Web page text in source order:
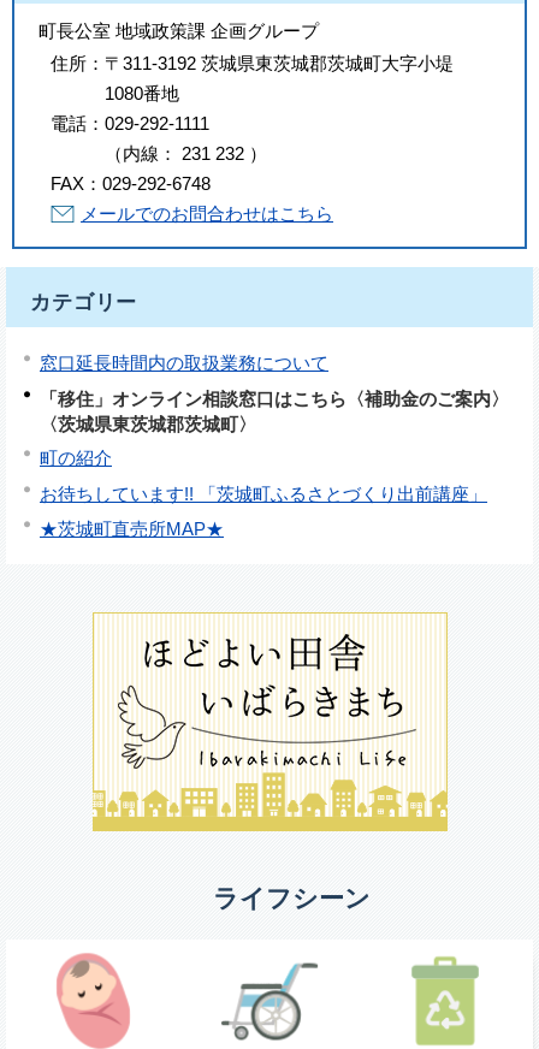
町長公室 地域政策課 企画グループ
住所： 〒311-3192 茨城県東茨城郡茨城町大字小堤
1080番地
電話： 029-292-1111
（内線 ： 231 232 ）
FAX： 029-292-6748
メールでのお問合わせはこちら
カテゴリー
窓口延長時間内の取扱業務について
「移住」オンライン相談窓口はこちら〈補助金のご案内〉
〈茨城県東茨城郡茨城町〉
町の紹介
お待ちしています!! 「茨城町ふるさとづくり出前講座」
★茨城町直売所MAP★
ライフシーン